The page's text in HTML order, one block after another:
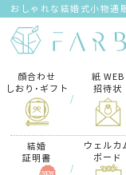
おしゃれな結婚式小物通
顔合わせ
しおり･ギフト
/
紙 WEB
招待状
結婚
証明書
/
ウェルカ
ボード